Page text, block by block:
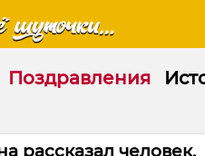
Поздравления
рассказал человек,